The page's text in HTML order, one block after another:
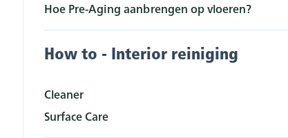
Hoe Pre-Aging aanbrengen op vloeren?
How to - Interior reiniging
Cleaner
Surface Care